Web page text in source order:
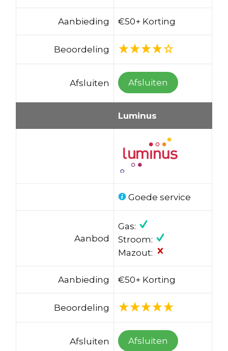
Aanbieding €50+ Korting
Beoordeling
Afsluiten Afsluiten
Luminus
Goede service
Aanbod
Gas:
Stroom:
Mazout:
Aanbieding €50+ Korting
Beoordeling
Afsluiten Afsluiten